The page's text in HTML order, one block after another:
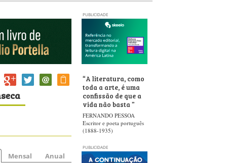
PUBLICIDADE
Mensal Anual
“A literatura, como
toda a arte, é uma
confissão de que a
vida não basta”
FERNANDO PESSOA
Escritor e poeta português
(1888-1935)
PUBLICIDADE